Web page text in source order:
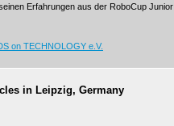
Erfahrungen aus der RoboCup Junior
on TECHNOLOGY e.V.
in Leipzig, Germany